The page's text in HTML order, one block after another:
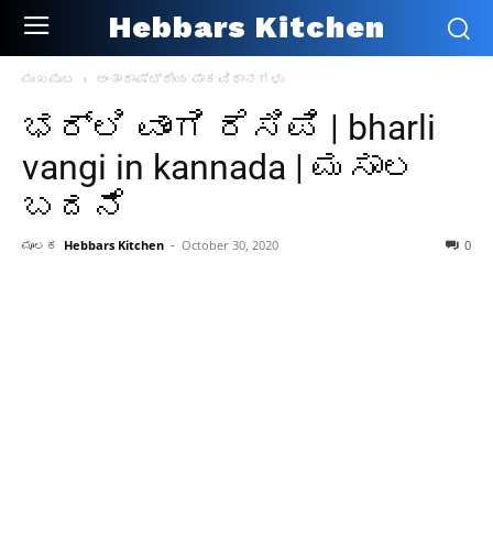
Hebbars Kitchen
ಮುಖಪುಟ ಅಂತಾರಾಷ್ಟ್ರೀಯ ಪಾಕವಿಧಾನಗಳು
ಭರ್ಲಿ ವಾಂಗಿ ರೆಸಿಪಿ | bharli
vangi in kannada | ಮಸಾಲ
ಬದನೆ
ಮೂಲಕ Hebbars Kitchen - October 30, 2020 0